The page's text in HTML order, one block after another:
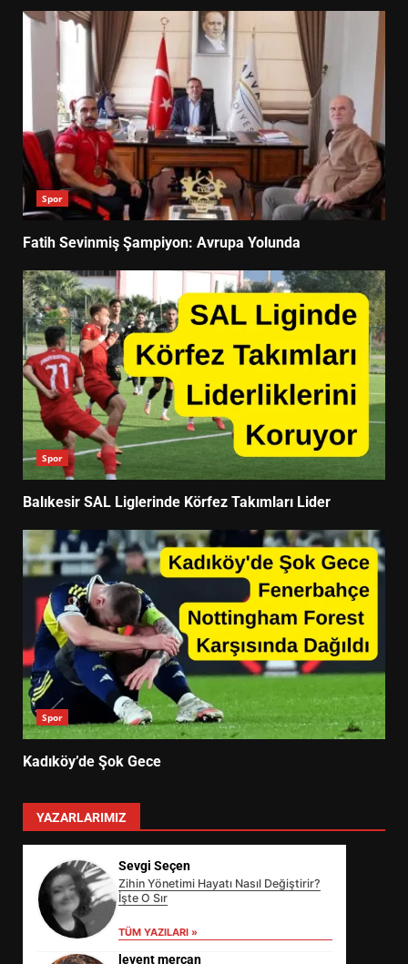
Spor
Fatih Sevinmiş Şampiyon: Avrupa Yolunda
Spor
Balıkesir SAL Liglerinde Körfez Takımları Lider
Spor
Kadıköy’de Şok Gece
YAZARLARIMIZ
Sevgi Seçen
Zihin Yönetimi Hayatı Nasıl Değiştirir?
İşte O Sır
TÜM YAZILARI »
levent mercan